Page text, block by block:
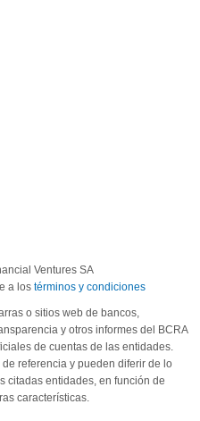
Ventures SA
a los términos y condiciones
o sitios web de bancos,
y otros informes del BCRA
de cuentas de las entidades.
referencia y pueden diferir de lo
citadas entidades, en función de
características.